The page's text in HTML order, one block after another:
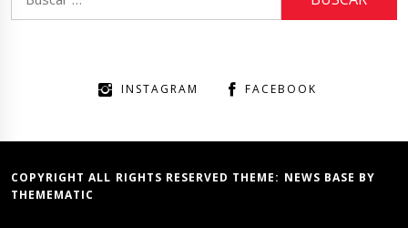
INSTAGRAM FACEBOOK
COPYRIGHT ALL RIGHTS RESERVED THEME: NEWS BASE BY
THEMEMATIC